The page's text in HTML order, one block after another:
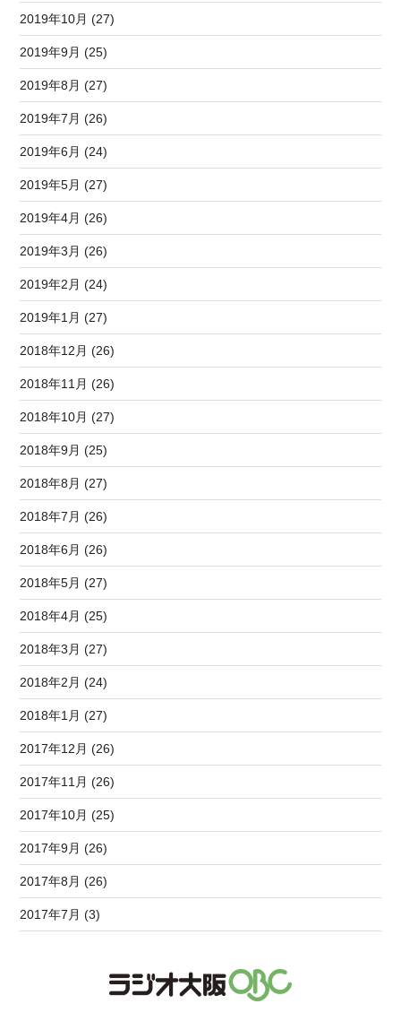
2019年10月 (27)
2019年9月 (25)
2019年8月 (27)
2019年7月 (26)
2019年6月 (24)
2019年5月 (27)
2019年4月 (26)
2019年3月 (26)
2019年2月 (24)
2019年1月 (27)
2018年12月 (26)
2018年11月 (26)
2018年10月 (27)
2018年9月 (25)
2018年8月 (27)
2018年7月 (26)
2018年6月 (26)
2018年5月 (27)
2018年4月 (25)
2018年3月 (27)
2018年2月 (24)
2018年1月 (27)
2017年12月 (26)
2017年11月 (26)
2017年10月 (25)
2017年9月 (26)
2017年8月 (26)
2017年7月 (3)